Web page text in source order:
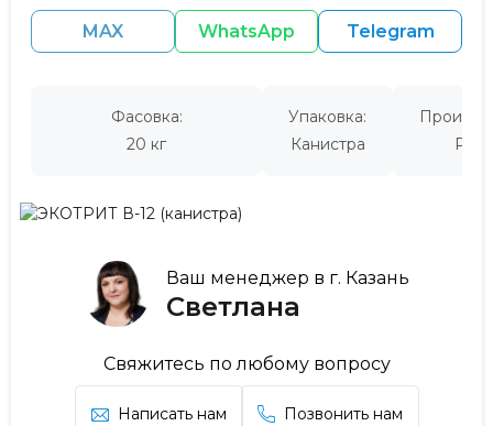
Ваш менеджер в г. Казань
Светлана
Свяжитесь по любому вопросу
Написать нам Позвонить нам
MAX WhatsApp Telegram
Фасовка:
20 кг
Упаковка:
Канистра